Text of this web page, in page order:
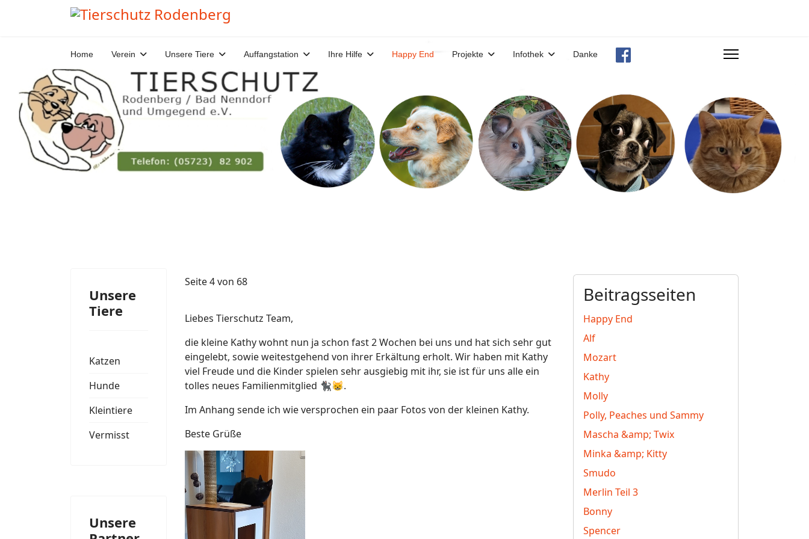
Home Verein Unsere Tiere Auffangstation Ihre Hilfe Happy End Projekte Infothek Danke
Unsere
Tiere
Katzen
Hunde
Kleintiere
Vermisst
Unsere
Beitragsseiten
Happy End
Alf
Mozart
Kathy
Molly
Polly, Peaches und Sammy
Mascha &amp; Twix
Minka &amp; Kitty
Smudo
Merlin Teil 3
Bonny
Spencer
Seite 4 von 68
Liebes Tierschutz Team,
die kleine Kathy wohnt nun ja schon fast 2 Wochen bei uns und hat sich sehr gut
eingelebt, sowie weitestgehend von ihrer Erkältung erholt. Wir haben mit Kathy
viel Freude und die Kinder spielen sehr ausgiebig mit ihr, sie ist für uns alle ein
tolles neues Familienmitglied 🐈‍⬛😸.
Im Anhang sende ich wie versprochen ein paar Fotos von der kleinen Kathy.
Beste Grüße